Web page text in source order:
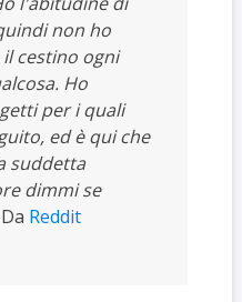
non ho
cestino ogni
Ho
per i quali
ed è qui che
suddetta
dimmi se
Reddit